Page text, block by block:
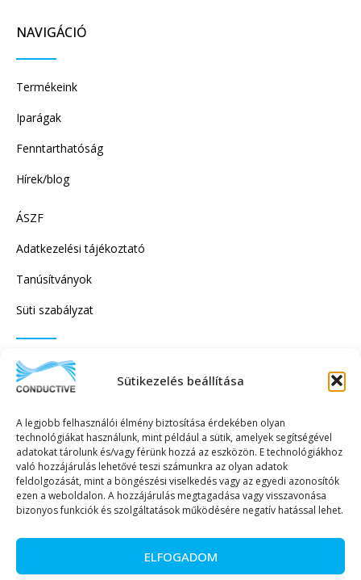
Sütikezelés beállítása
A legjobb felhasználói élmény biztosítása érdekében olyan
technológiákat használunk, mint például a sütik, amelyek segítségével
adatokat tárolunk és/vagy férünk hozzá az eszközön. E technológiákhoz
való hozzájárulás lehetővé teszi számunkra az olyan adatok
feldolgozását, mint a böngészési viselkedés vagy az egyedi azonosítók
ezen a weboldalon. A hozzájárulás megtagadása vagy visszavonása
bizonyos funkciók és szolgáltatások működésére negatív hatással lehet.
ELFOGADOM
NAVIGÁCIÓ
Termékeink
Iparágak
Fenntarthatóság
Hírek/blog
ÁSZF
Adatkezelési tájékoztató
Tanúsítványok
Süti szabályzat
IRATKOZZON FEL HÍRLEVELÜNKRE!
KÜLDÉS